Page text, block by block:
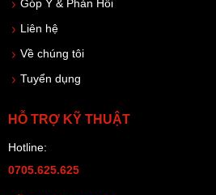
Góp Ý & Phản Hồi
Liên hệ
Về chúng tôi
Tuyển dụng
HỖ TRỢ KỸ THUẬT
Hotline:
0705.625.625